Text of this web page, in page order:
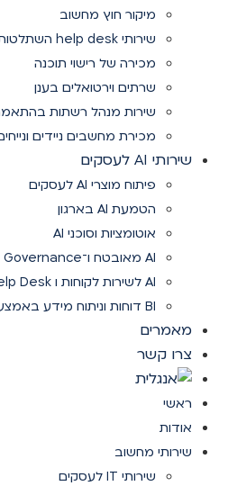
מיקור חוץ מחשוב
שירותי help desk השתלטות מרחוק
מכירה של רישוי תוכנה
שרתים וירטואלים בענן
שירות מנהל רשתות
מכירת מחשבים ניידים
שירותי AI לעסקים
פיתוח מוצרי AI לעסקים
הטמעת AI בארגון
אוטומציות וסוכני AI
AI מאובטח ו־Governance
AI לשירות לקוחות ו Help Desk
BI דוחות וניתוח מידע באמצעות AI
מאמרים
צרו קשר
ראשי
אודות
שירותי מחשוב
שירותי IT לעסקים